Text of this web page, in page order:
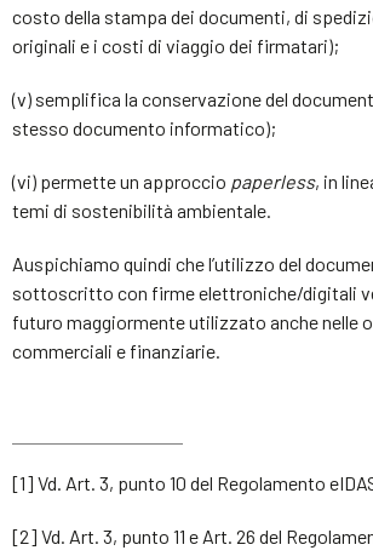
costo della stampa dei documenti, di
originali e i costi di viaggio dei firmatari);
(v) semplifica la conservazione del
stesso documento informatico);
(vi) permette un approccio paperless, in
temi di sostenibilità ambientale.
Auspichiamo quindi che l’utilizzo del
sottoscritto con firme elettroniche/digitali
futuro maggiormente utilizzato anche nelle
commerciali e finanziarie.
[1] Vd. Art. 3, punto 10 del Regolamento
[2] Vd. Art. 3, punto 11 e Art. 26 del